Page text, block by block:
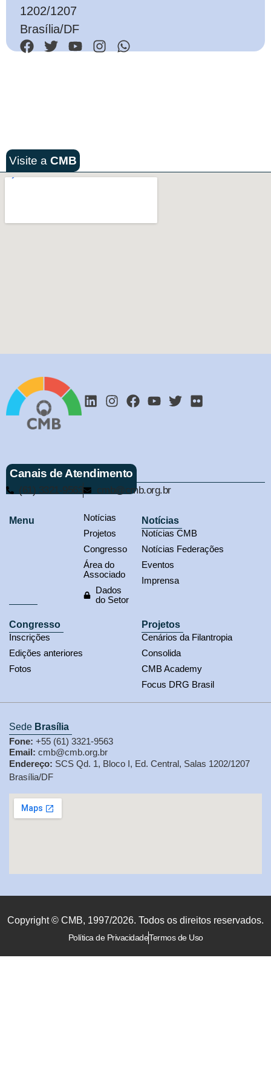
1202/1207
Brasília/DF
Visite a CMB
Canais de Atendimento
(61) 3321-9563 cmb@cmb.org.br
Menu
Notícias
Projetos
Congresso
Área do
Associado
Dados
do Setor
Notícias
Notícias CMB
Notícias Federações
Eventos
Imprensa
Congresso
Inscrições
Edições anteriores
Fotos
Projetos
Cenários da Filantropia
Consolida
CMB Academy
Focus DRG Brasil
Sede Brasília
Fone: +55 (61) 3321-9563
Email: cmb@cmb.org.br
Endereço: SCS Qd. 1, Bloco I, Ed. Central, Salas 1202/1207
Brasília/DF
Copyright © CMB, 1997/2026. Todos os direitos reservados.
Política de PrivacidadeTermos de Uso